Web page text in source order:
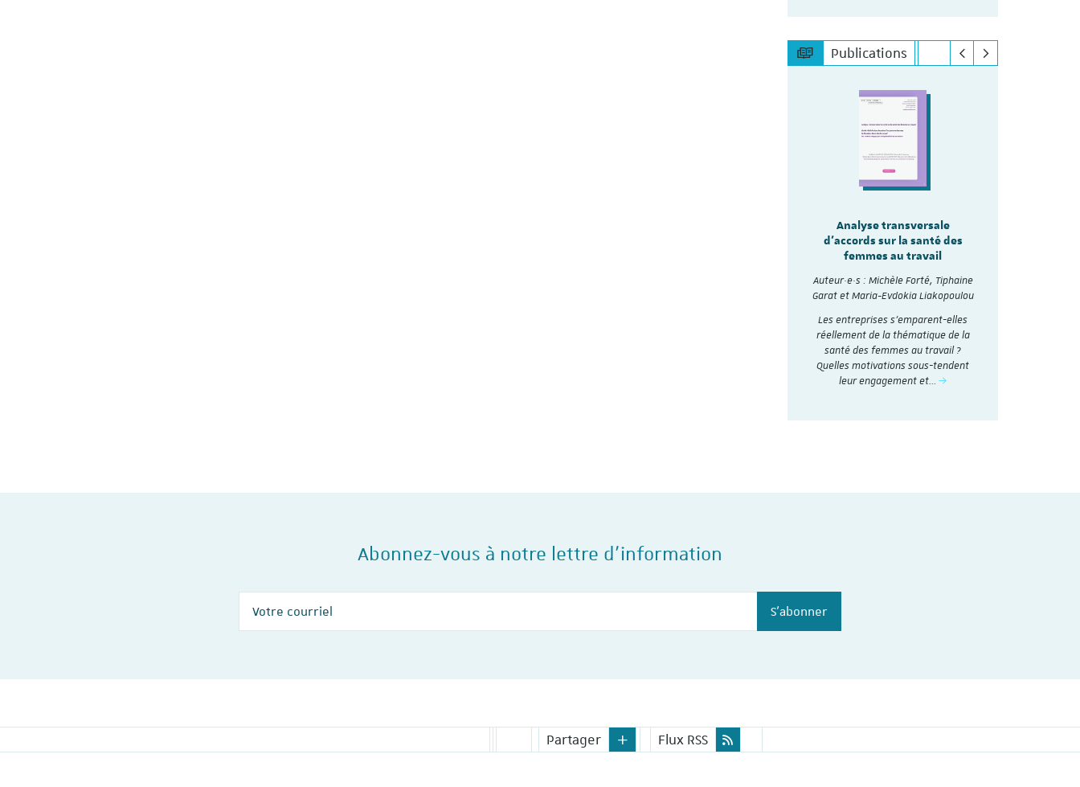
Publications
Analyse transversale
d'accords sur la santé des
femmes au travail
Auteur·e·s : Michèle Forté, Tiphaine
Garat et Maria-Evdokia Liakopoulou
Les entreprises s’emparent-elles
réellement de la thématique de la
santé des femmes au travail ?
Quelles motivations sous-tendent
leur engagement et…
Abonnez-vous à notre lettre d'information
S'abonner
Partager Flux RSS